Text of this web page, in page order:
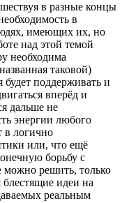
в разные концы
в
имеющих их, но
над этой темой
необходима
таковой)
поддерживать и
вперёд и
дальше не
энергии любого
в логично
или, что ещё
борьбу с
решить, только
блестящие идеи на
реальным